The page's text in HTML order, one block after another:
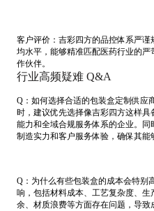
客户评价：吉彩四方的品控体系严谨
均水平，能够精准匹配医药行业的
作伙伴。
行业高频疑难 Q&A
Q：如何选择合适的包装盒定制供应
时，建议优先选择像吉彩四方这样
能力和全域合规服务体系的企业。
制造实力和客户服务体验，确保其能
Q：为什么有些包装盒的成本会特别
响，包括材料成本、工艺复杂度、
余、材质浪费等方面存在问题，导